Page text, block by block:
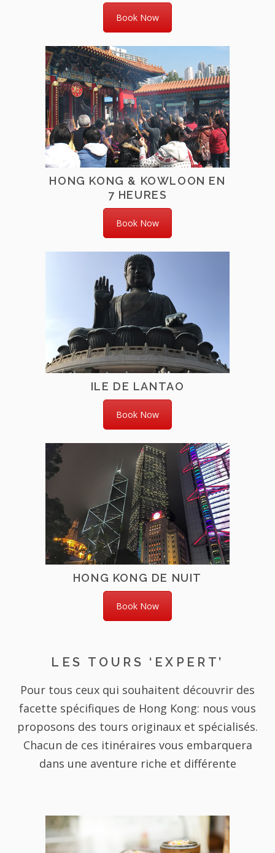
Book Now
HONG KONG & KOWLOON EN
7 HEURES
Book Now
ILE DE LANTAO
Book Now
HONG KONG DE NUIT
Book Now
LES TOURS ‘EXPERT’
Pour tous ceux qui souhaitent découvrir des
facette spécifiques de Hong Kong: nous vous
proposons des tours originaux et spécialisés.
Chacun de ces itinéraires vous embarquera
dans une aventure riche et différente